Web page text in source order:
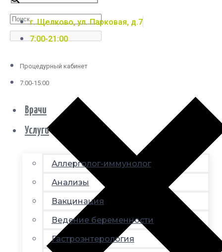
г. Щелково, ул. Парковая, д.7
7:00-21:00
Процедурный кабинет
7:00-15:00
Врачи
Услуги
Аллерголог-иммунолог
Анализы
Вакцинация
Ведение беременности
Гастроэнтерология